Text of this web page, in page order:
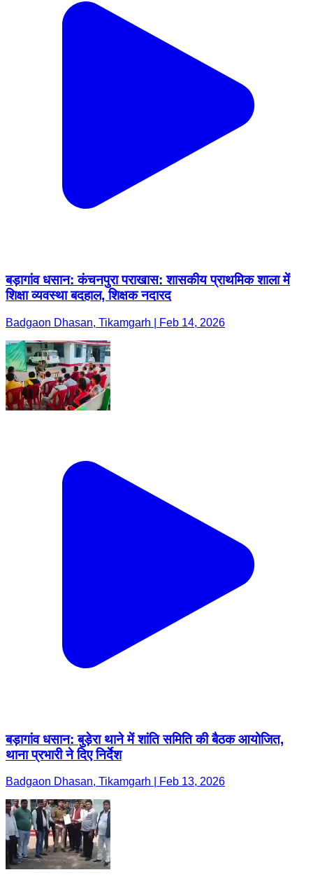
बड़ागांव धसान: कंचनपुरा पराखास: शासकीय प्राथमिक शाला में
शिक्षा व्यवस्था बदहाल, शिक्षक नदारद
Badgaon Dhasan, Tikamgarh | Feb 14, 2026
बड़ागांव धसान: बुड़ेरा थाने में शांति समिति की बैठक आयोजित,
थाना प्रभारी ने दिए निर्देश
Badgaon Dhasan, Tikamgarh | Feb 13, 2026